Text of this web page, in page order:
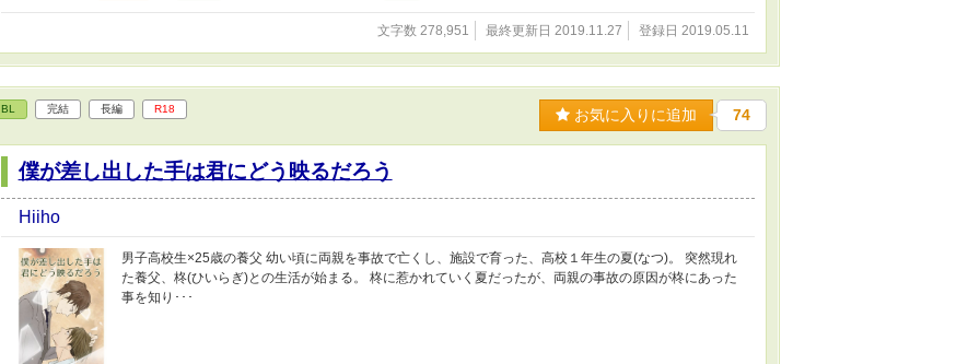
文字数 278,951 最終更新日 2019.11.27 登録日 2019.05.11
BL 完結 長編 R18 お気に入りに追加 74
僕が差し出した手は君にどう映るだろう
Hiiho
男子高校生×25歳の養父 幼い頃に両親を事故で亡くし、施設で育った、高校１年生の夏(なつ)。 突然現れ
た養父、柊(ひいらぎ)との生活が始まる。 柊に惹かれていく夏だったが、両親の事故の原因が柊にあった
事を知り･･･